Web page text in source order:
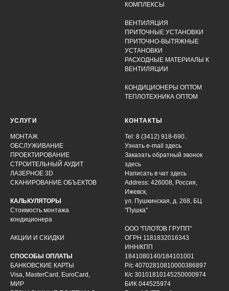
КОМПЛЕКСЫ
ВЕНТИЛЯЦИЯ
ПРИТОЧНЫЕ УСТАНОВКИ
ПРИТОЧНО-ВЫТЯЖНЫЕ
УСТАНОВКИ
РАСХОДНЫЕ МАТЕРИАЛЫ К
ВЕНТИЛЯЦИИ
КОНДИЦИОНЕРЫ ОПТОМ
ТЕПЛОТЕХНИКА ОПТОМ
УСЛУГИ
МОНТАЖ
ОБСЛУЖИВАНИЕ
ПРОЕКТИРОВАНИЕ
СТРОИТЕЛЬНЫЙ АУДИТ
ЛАЗЕРНОЕ 3D
СКАНИРОВАНИЕ ОБЪЕКТОВ
КАЛЬКУЛЯТОРЫ
Стоимость монтажа
кондиционера
АКЦИИ И СКИДКИ
СПОСОБЫ ОПЛАТЫ
БАНКОВСКИЕ КАРТЫ
Visa, MasterCard, EuroCard,
МИР
КОНТАКТЫ
Tel: 8 (3412) 918-690..
Узнать e-mail здесь
Заказать обратный звонок
здесь
Написать в чат здесь
Address: 426008, Россия,
Ижевск,
ул. Пушкинская, д. 268, БЦ
"Пушка"
ООО "ПЛОТОВ ГРУПП"
ОГРН 1181832016343
ИНН/КПП
1841080140/184101001
Р/с 40702810810000386897
К/с 30101810145250000974
БИК 044525974